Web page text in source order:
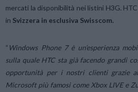
mercati la disponibilità nei listini H3G.
in Svizzera in esclusiva Swisscom.
“ Windows Phone 7 è un’esperienza
sulla quale HTC sta già facendo grandi
opportunità per i nostri clienti grazie
Microsoft più famosi come Xbox LIVE e